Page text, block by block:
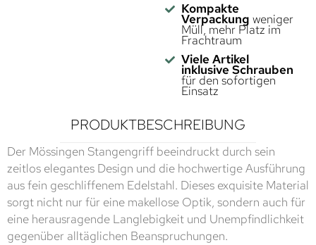
Kompakte
Verpackung weniger
Müll, mehr Platz im
Frachtraum
Viele Artikel
inklusive Schrauben
für den sofortigen
Einsatz
PRODUKTBESCHREIBUNG
Der Mössingen Stangengriff beeindruckt durch sein
zeitlos elegantes Design und die hochwertige Ausführung
aus fein geschliffenem Edelstahl. Dieses exquisite Material
sorgt nicht nur für eine makellose Optik, sondern auch für
eine herausragende Langlebigkeit und Unempfindlichkeit
gegenüber alltäglichen Beanspruchungen.